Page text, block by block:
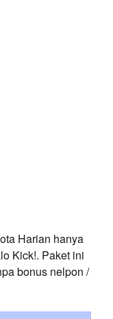
Harian hanya
Kick!. Paket ini
bonus nelpon /